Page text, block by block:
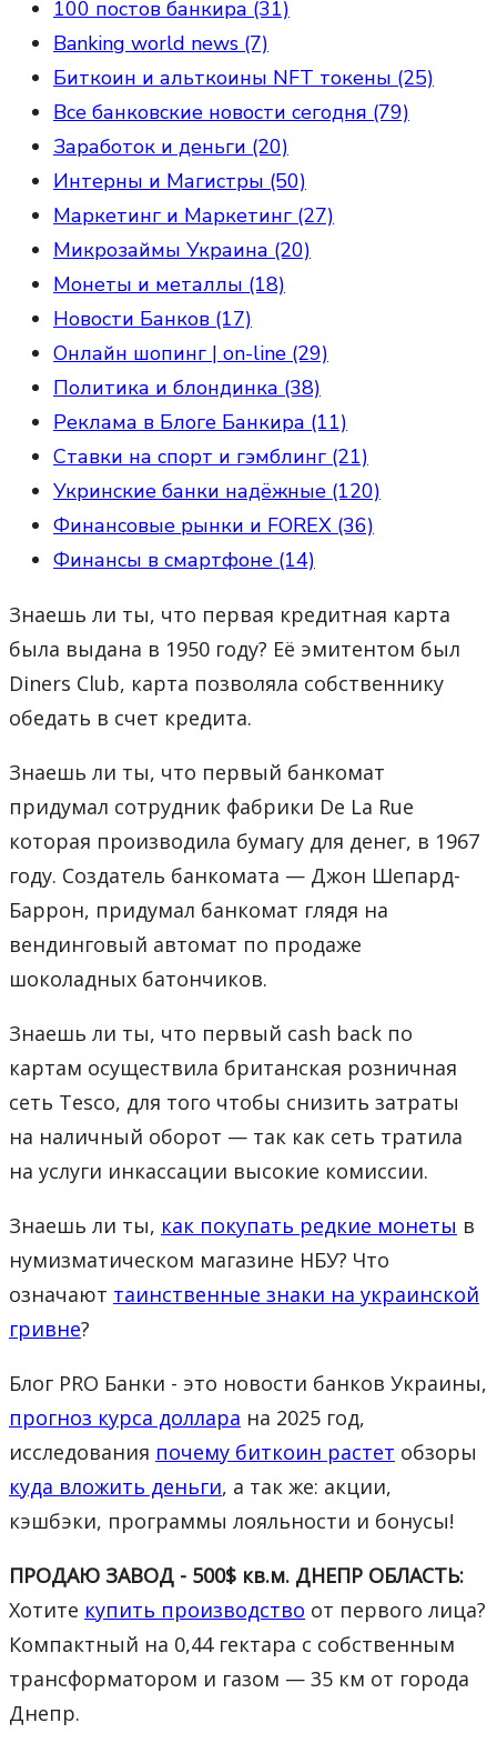
100 постов банкира (31)
Banking world news (7)
Биткоин и альткоины NFT токены (25)
Все банковские новости сегодня (79)
Заработок и деньги (20)
Интерны и Магистры (50)
Маркетинг и Маркетинг (27)
Микрозаймы Украина (20)
Монеты и металлы (18)
Новости Банков (17)
Онлайн шопинг | on-line (29)
Политика и блондинка (38)
Реклама в Блоге Банкира (11)
Ставки на спорт и гэмблинг (21)
Укринские банки надёжные (120)
Финансовые рынки и FOREX (36)
Финансы в смартфоне (14)
Знаешь ли ты, что первая кредитная карта
была выдана в 1950 году? Её эмитентом был
Diners Club, карта позволяла собственнику
обедать в счет кредита.
Знаешь ли ты, что первый банкомат
придумал сотрудник фабрики De La Rue
которая производила бумагу для денег, в 1967
году. Создатель банкомата — Джон Шепард-
Баррон, придумал банкомат глядя на
вендинговый автомат по продаже
шоколадных батончиков.
Знаешь ли ты, что первый cash back по
картам осуществила британская розничная
сеть Tesco, для того чтобы снизить затраты
на наличный оборот — так как сеть тратила
на услуги инкассации высокие комиссии.
Знаешь ли ты, как покупать редкие монеты в
нумизматическом магазине НБУ? Что
означают таинственные знаки на украинской
гривне?
Блог PRO Банки - это новости банков Украины,
прогноз курса доллара на 2025 год,
исследования почему биткоин растет обзоры
куда вложить деньги, а так же: акции,
кэшбэки, программы лояльности и бонусы!
ПРОДАЮ ЗАВОД - 500$ кв.м. ДНЕПР ОБЛАСТЬ:
Хотите купить производство от первого лица?
Компактный на 0,44 гектара с собственным
трансформатором и газом — 35 км от города
Днепр.